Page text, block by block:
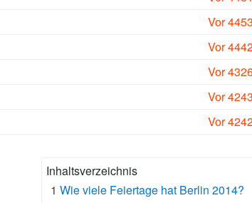
Vor
Vor
Vor
Vor
Vor
Inhaltsverzeichnis
1 Wie viele Feiertage hat Berlin 2014?